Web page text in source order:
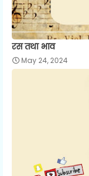
रस तथा भाव
May 24, 2024